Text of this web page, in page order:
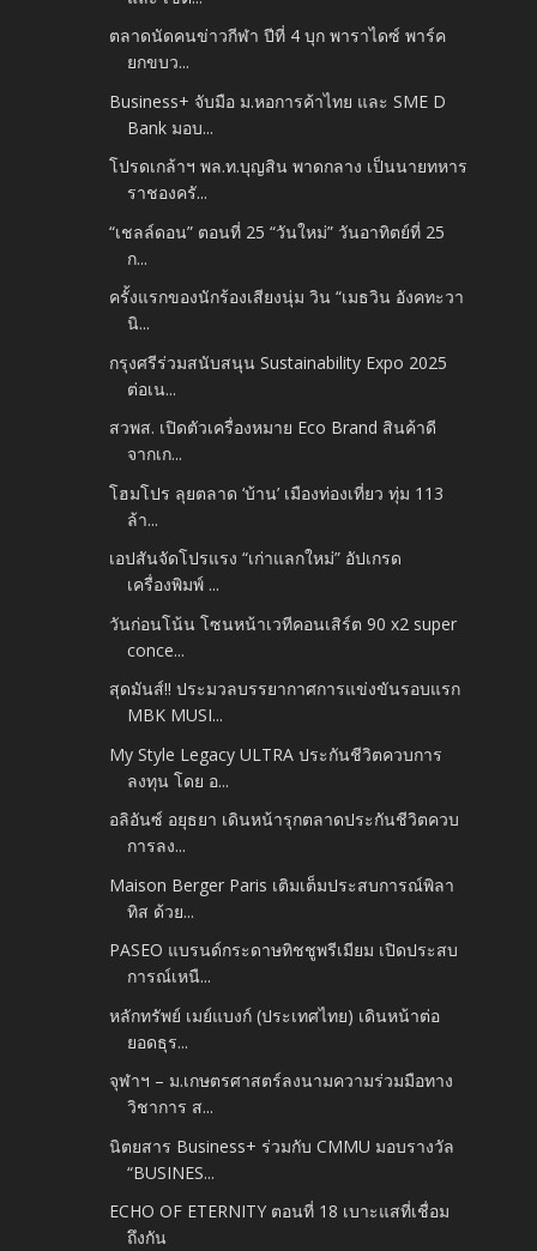
ตลาดนัดคนข่าวกีฬา ปีที่ 4 บุก พาราไดซ์ พาร์ค
ยกขบว...
Business+ จับมือ ม.หอการค้าไทย และ SME D
Bank มอบ...
โปรดเกล้าฯ พล.ท.บุญสิน พาดกลาง เป็นนายทหาร
ราชองครั...
“เชลล์ดอน” ตอนที่ 25 “วันใหม่” วันอาทิตย์ที่ 25
ก...
ครั้งแรกของนักร้องเสียงนุ่ม วิน “เมธวิน อังคทะวา
นิ...
กรุงศรีร่วมสนับสนุน Sustainability Expo 2025
ต่อเน...
สวพส. เปิดตัวเครื่องหมาย Eco Brand สินค้าดี
จากเก...
โฮมโปร ลุยตลาด ‘บ้าน’ เมืองท่องเที่ยว ทุ่ม 113
ล้า...
เอปสันจัดโปรแรง “เก่าแลกใหม่” อัปเกรด
เครื่องพิมพ์ ...
วันก่อนโน้น โซนหน้าเวทีคอนเสิร์ต 90 x2 super
conce...
สุดมันส์!! ประมวลบรรยากาศการแข่งขันรอบแรก
MBK MUSI...
My Style Legacy ULTRA ประกันชีวิตควบการ
ลงทุน โดย อ...
อลิอันซ์ อยุธยา เดินหน้ารุกตลาดประกันชีวิตควบ
การลง...
Maison Berger Paris เติมเต็มประสบการณ์พิลา
ทิส ด้วย...
PASEO แบรนด์กระดาษทิชชูพรีเมียม เปิดประสบ
การณ์เหนื...
หลักทรัพย์ เมย์แบงก์ (ประเทศไทย) เดินหน้าต่อ
ยอดธุร...
จุฬาฯ – ม.เกษตรศาสตร์ลงนามความร่วมมือทาง
วิชาการ ส...
นิตยสาร Business+ ร่วมกับ CMMU มอบรางวัล
“BUSINES...
ECHO OF ETERNITY ตอนที่ 18 เบาะแสที่เชื่อม
ถึงกัน